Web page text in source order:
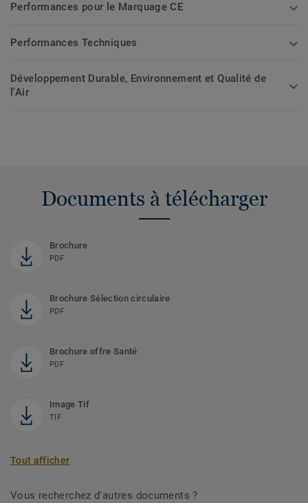
Performances pour le Marquage CE
Performances Techniques
Développement Durable, Environnement et Qualité de
l'Air
Documents à télécharger
Brochure
PDF
Brochure Sélection circulaire
PDF
Brochure offre Santé
PDF
Image Tif
TIF
Tout afficher
Vous recherchez d'autres documents ?